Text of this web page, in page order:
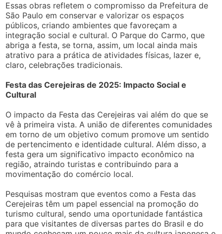
Essas obras refletem o compromisso da Prefeitura de
São Paulo em conservar e valorizar os espaços
públicos, criando ambientes que favoreçam a
integração social e cultural. O Parque do Carmo, que
abriga a festa, se torna, assim, um local ainda mais
atrativo para a prática de atividades físicas, lazer e,
claro, celebrações tradicionais.
Festa das Cerejeiras de 2025: Impacto Social e
Cultural
O impacto da Festa das Cerejeiras vai além do que se
vê à primeira vista. A união de diferentes comunidades
em torno de um objetivo comum promove um sentido
de pertencimento e identidade cultural. Além disso, a
festa gera um significativo impacto econômico na
região, atraindo turistas e contribuindo para a
movimentação do comércio local.
Pesquisas mostram que eventos como a Festa das
Cerejeiras têm um papel essencial na promoção do
turismo cultural, sendo uma oportunidade fantástica
para que visitantes de diversas partes do Brasil e do